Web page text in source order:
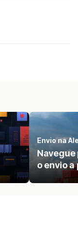
Envio na
o envio